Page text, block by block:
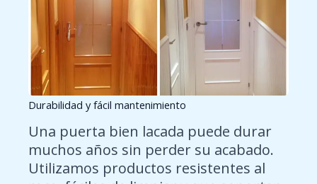
Durabilidad y fácil mantenimiento
Una puerta bien lacada puede durar
muchos años sin perder su acabado.
Utilizamos productos resistentes al